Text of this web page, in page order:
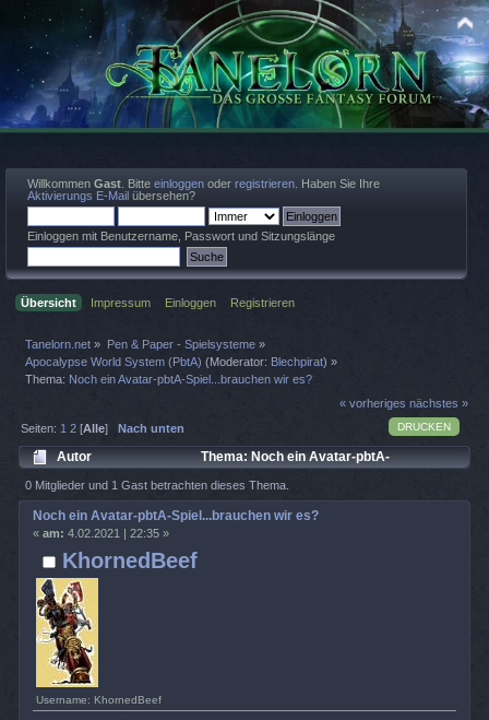
Willkommen Gast . Bitte einloggen oder registrieren . Haben Sie Ihre
Aktivierungs E-Mail übersehen?
Einloggen mit Benutzername, Passwort und Sitzungslänge
Übersicht Impressum Einloggen Registrieren
Tanelorn.net » Pen & Paper - Spielsysteme»
Apocalypse World System (PbtA) (Moderator: Blechpirat) »
Thema: Noch ein Avatar-pbtA-Spiel...brauchen wir es?
« vorheriges nächstes »
DRUCKEN
Seiten: 1 2 [Alle]Nach unten
Autor
Thema: Noch ein Avatar-pbtA-
Spiel...brauchen wir es? (Gelesen 5692 mal)
0 Mitglieder und 1 Gast betrachten dieses Thema.
KhornedBeef
Username: KhornedBeef
Noch ein Avatar-pbtA-Spiel...brauchen wir es?
« am: 4.02.2021 | 22:35 »